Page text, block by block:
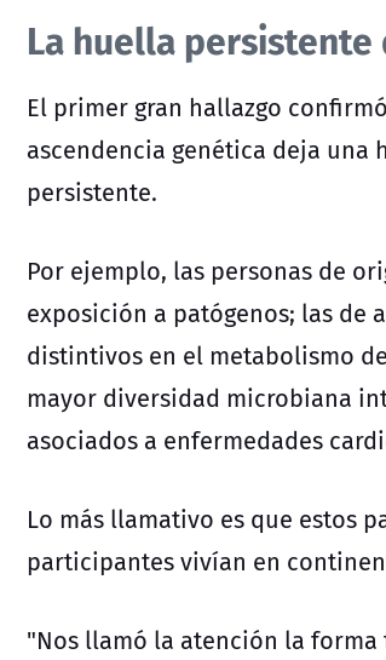
La huella
El primer gran hallazgo
ascendencia genética deja
persistente.
Por ejemplo, las personas de
exposición a patógenos; las de
distintivos en el metabolismo
mayor diversidad microbiana
asociados a enfermedades
Lo más llamativo es que estos
participantes vivían en
"Nos llamó la atención la